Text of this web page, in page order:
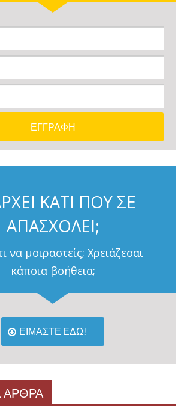
ΚΑΤΙ ΠΟΥ ΣΕ
ΑΠΑΣΧΟΛΕΙ;
να μοιραστείς; Χρειάζεσαι
κάποια βοήθεια;
ΕΙΜΑΣΤΕ ΕΔΩ!
ΑΡΘΡΑ